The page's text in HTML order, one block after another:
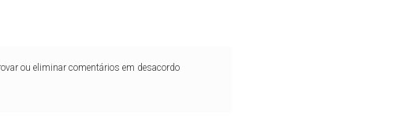
ou eliminar comentários em desacordo